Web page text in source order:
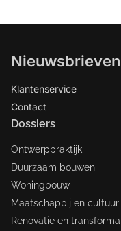
Nieuwsbrieven
Klantenservice
Contact
Dossiers
Ontwerppraktijk
Duurzaam bouwen
Woningbouw
Maatschappij en cultuur
Renovatie en